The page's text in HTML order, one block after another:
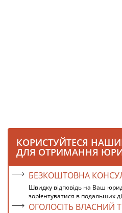
КОРИСТУЙТЕСЯ
ДЛЯ ОТРИМАННЯ
БЕЗКОШТОВНА
Швидку відповідь на Ваш
зорієнтуватися в подальших
ОГОЛОСІТЬ ВЛАСНИЙ